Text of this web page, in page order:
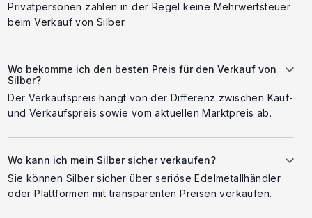
Privatpersonen zahlen in der Regel keine Mehrwertsteuer
beim Verkauf von Silber.
Wo bekomme ich den besten Preis für den Verkauf von
Silber?
Der Verkaufspreis hängt von der Differenz zwischen Kauf-
und Verkaufspreis sowie vom aktuellen Marktpreis ab.
Wo kann ich mein Silber sicher verkaufen?
Sie können Silber sicher über seriöse Edelmetallhändler
oder Plattformen mit transparenten Preisen verkaufen.